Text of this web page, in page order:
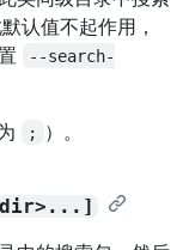
认值不起作用，
--search-
; ）。